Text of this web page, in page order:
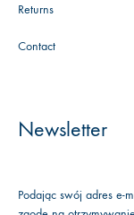
Returns
Contact
Newsletter
Podając swój adres e-